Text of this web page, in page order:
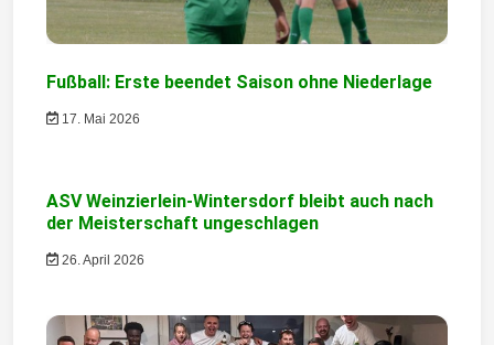
g
t
i
o
n
Fußball: Erste beendet Saison ohne Niederlage
17. Mai 2026
ASV Weinzierlein-Wintersdorf bleibt auch nach
der Meisterschaft ungeschlagen
26. April 2026